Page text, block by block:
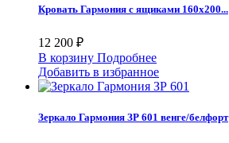
Кровать Гармония с ящиками 160х200...
12 200 ₽
В корзину Подробнее
Добавить в избранное
Зеркало Гармония ЗР 601 венге/белфорт